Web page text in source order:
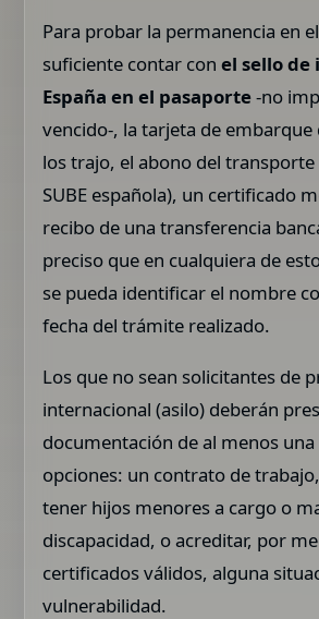
Para probar la permanencia en
suficiente contar conel sello de
España en el pasaporte-no
vencido-, la tarjeta de embarque
los trajo, el abono del transporte
SUBE española), un certificado
recibo de una transferencia
preciso que en cualquiera de
se pueda identificar el nombre
fecha del trámite realizado.
Los que no sean solicitantes de
internacional (asilo) deberán
documentación de al menos
opciones: un contrato de
tener hijos menores a cargo o
discapacidad, o acreditar, por
certificados válidos, alguna
vulnerabilidad.